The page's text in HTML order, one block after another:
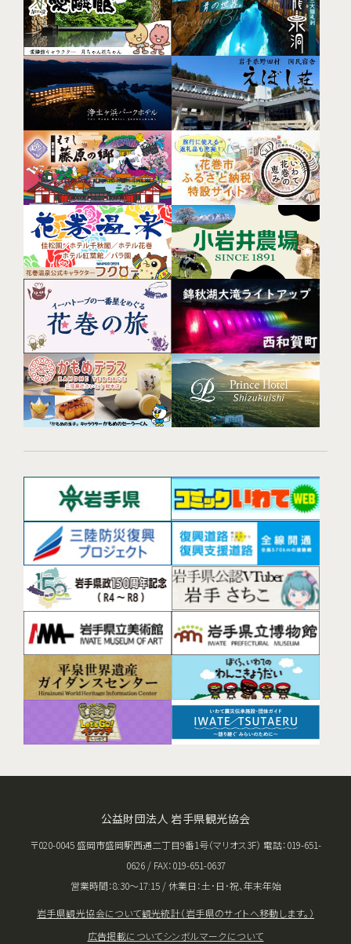
公益財団法人 岩手県観光協会
〒020-0045 盛岡市盛岡駅西通二丁目9番1号（マリオス3F） 電話：019-651-
0626 / FAX：019-651-0637
営業時間：8:30〜17:15 / 休業日：土･日･祝、年末年始
岩手県観光協会について観光統計（岩手県のサイトへ移動します。）
広告掲載についてシンボルマークについて